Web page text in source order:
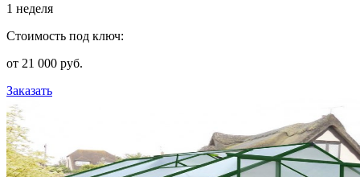
1 неделя
Стоимость под ключ:
от 21 000 руб.
Заказать